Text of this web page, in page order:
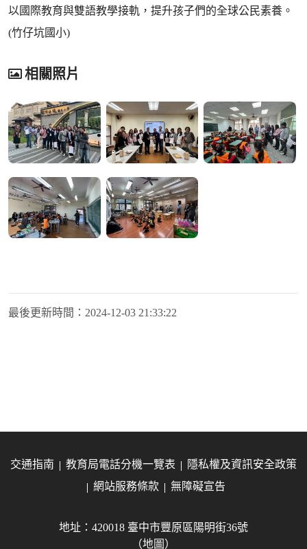
以國際教育與雙語教學接軌，提升孩子們的全球公民素養。
(竹仔坑國小)
相關照片
最後更新時間： 2024-12-03 21:33:22
交通指南 教育局電話分機一覽表
隱私權及資訊安全政策
網站服務條款
無障礙宣告
地址：420018 臺中市豐原區陽明街36號
（地圖）